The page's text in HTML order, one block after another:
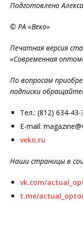
Подготовлено
© РА «Веко»
Печатная версия
«Современная
По вопросам
подписки
Тел.: (812) 634-43-
E-mail:
veko.ru
Наши страницы в
vk.com/
t.me/